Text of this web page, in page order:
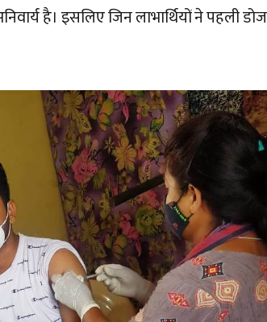
है। इसलिए जिन लाभार्थियों ने पहली